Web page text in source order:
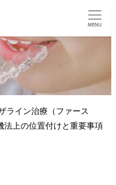
MENU
ライン治療（ファース
法上の位置付けと重要事項